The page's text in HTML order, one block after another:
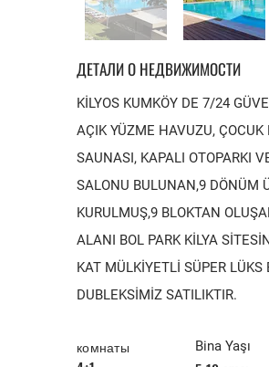
ДЕТАЛИ О НЕДВИЖИМОСТИ
KİLYOS KUMKÖY DE 7/24
AÇIK YÜZME HAVUZU, ÇOCUK
SAUNASI, KAPALI OTOPARKI
SALONU BULUNAN,9 DÖNÜM
KURULMUŞ,9 BLOKTAN
ALANI BOL PARK KİLYA
KAT MÜLKİYETLİ SÜPER LÜKS
DUBLEKSİMİZ SATILIKTIR.
комнаты Bina Yaşı